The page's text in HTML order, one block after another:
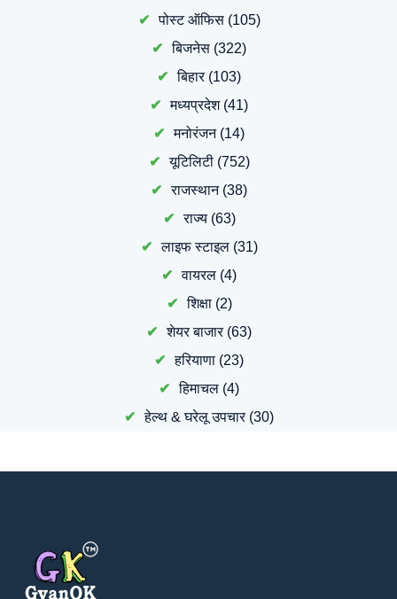
पोस्ट ऑफिस(105)
बिजनेस (322)
बिहार(103)
मध्यप्रदेश(41)
मनोरंजन(14)
यूटिलिटी(752)
राजस्थान(38)
राज्य(63)
लाइफ स्टाइल(31)
वायरल (4)
शिक्षा(2)
शेयर बाजार(63)
हरियाणा (23)
हिमाचल (4)
हेल्थ & घरेलू उपचार(30)